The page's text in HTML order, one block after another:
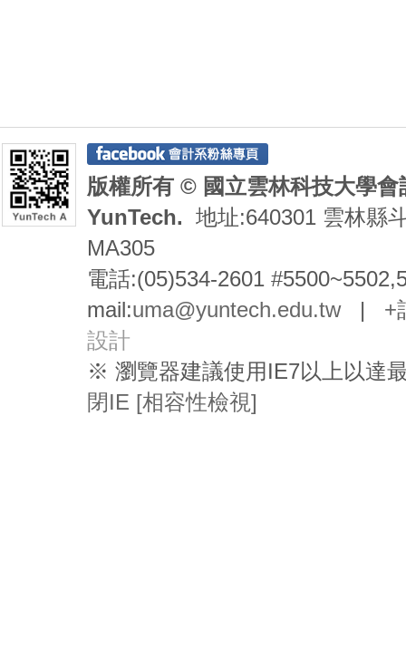
版權所有 © 國立雲林科技大學
YunTech. 地址:640301 雲林縣
MA305
電話:(05)534-2601
mail:uma@yuntech.edu.tw| +
設計
※ 瀏覽器建議使用IE7以上以達
閉IE [相容性檢視]